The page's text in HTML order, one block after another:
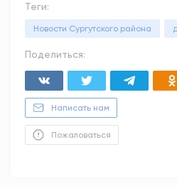
Теги:
Новости Сургутского района
Поделиться:
Написать нам
Пожаловаться